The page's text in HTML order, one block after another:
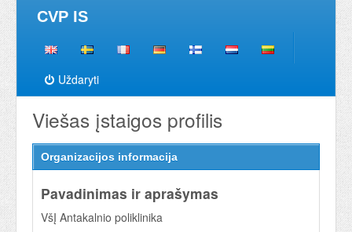
CVP IS
Uždaryti
Viešas įstaigos profilis
Organizacijos informacija
Pavadinimas ir aprašymas
VšĮ Antakalnio poliklinika